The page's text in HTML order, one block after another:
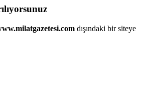
dışındaki bir siteye